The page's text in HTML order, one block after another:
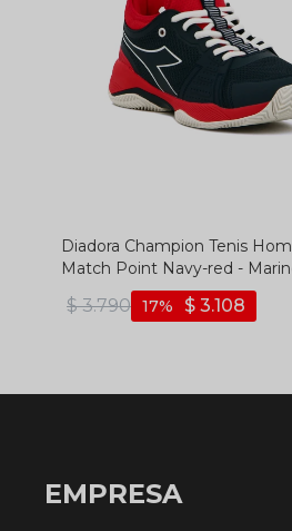
Diadora Champion Tenis
Match Point Navy-red -
$ 3.790 $ 3.108
17
EMPRESA